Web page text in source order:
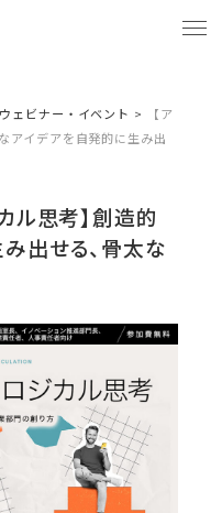
ウェビナー・イベント >
【ア
アイデアを自発的に生み出
ル思考】創造的
出せる、骨太な